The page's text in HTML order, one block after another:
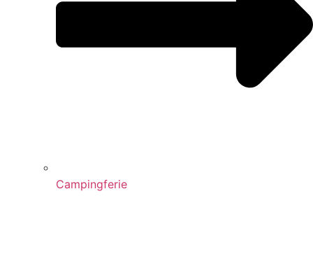
Campingferie